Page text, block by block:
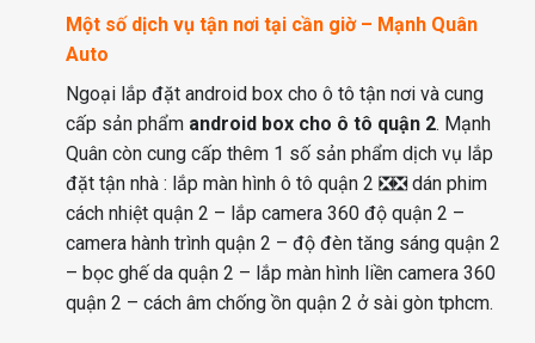
Một số dịch vụ tận nơi tại cần giờ – Mạnh Quân
Auto
Ngoại lắp đặt android box cho ô tô tận nơi và cung
cấp sản phẩm android box cho ô tô quận 2. Mạnh
Quân còn cung cấp thêm 1 số sản phẩm dịch vụ lắp
đặt tận nhà : lắp màn hình ô tô quận 2 ❎❎ dán phim
cách nhiệt quận 2 – lắp camera 360 độ quận 2 –
camera hành trình quận 2 – độ đèn tăng sáng quận 2
– bọc ghế da quận 2 – lắp màn hình liền camera 360
quận 2 – cách âm chống ồn quận 2 ở sài gòn tphcm.